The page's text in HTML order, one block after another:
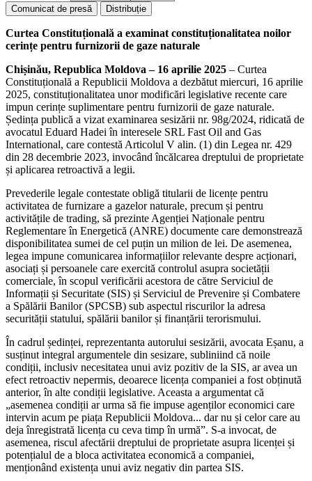
Comunicat de presă Distribuție
Curtea Constituțională a examinat constituționalitatea noilor
cerințe pentru furnizorii de gaze naturale
Chișinău, Republica Moldova – 16 aprilie 2025 – Curtea
Constituțională a Republicii Moldova a dezbătut miercuri, 16 aprilie
2025, constituționalitatea unor modificări legislative recente care
impun cerințe suplimentare pentru furnizorii de gaze naturale.
Ședința publică a vizat examinarea sesizării nr. 98g/2024, ridicată de
avocatul Eduard Hadei în interesele SRL Fast Oil and Gas
International, care contestă Articolul V alin. (1) din Legea nr. 429
din 28 decembrie 2023, invocând încălcarea dreptului de proprietate
și aplicarea retroactivă a legii.
Prevederile legale contestate obligă titularii de licențe pentru
activitatea de furnizare a gazelor naturale, precum și pentru
activitățile de trading, să prezinte Agenției Naționale pentru
Reglementare în Energetică (ANRE) documente care demonstrează
disponibilitatea sumei de cel puțin un milion de lei. De asemenea,
legea impune comunicarea informațiilor relevante despre acționari,
asociați și persoanele care exercită controlul asupra societății
comerciale, în scopul verificării acestora de către Serviciul de
Informații și Securitate (SIS) și Serviciul de Prevenire și Combatere
a Spălării Banilor (SPCSB) sub aspectul riscurilor la adresa
securității statului, spălării banilor și finanțării terorismului.
În cadrul ședinței, reprezentanta autorului sesizării, avocata Eșanu, a
susținut integral argumentele din sesizare, subliniind că noile
condiții, inclusiv necesitatea unui aviz pozitiv de la SIS, ar avea un
efect retroactiv nepermis, deoarece licența companiei a fost obținută
anterior, în alte condiții legislative. Aceasta a argumentat că
„asemenea condiții ar urma să fie impuse agenților economici care
intervin acum pe piața Republicii Moldova... dar nu și celor care au
deja înregistrată licența cu ceva timp în urmă”. S-a invocat, de
asemenea, riscul afectării dreptului de proprietate asupra licenței și
potențialul de a bloca activitatea economică a companiei,
menționând existența unui aviz negativ din partea SIS.